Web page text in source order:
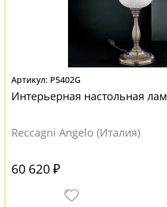
P5402G
Интерьерная настольная
Reccagni Angelo (Италия)
60 620 ₽